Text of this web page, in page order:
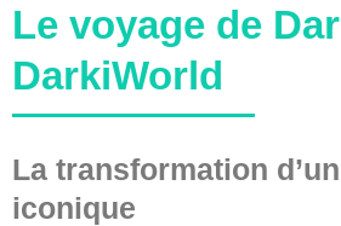
Le voyage de
DarkiWorld
La transformation
iconique